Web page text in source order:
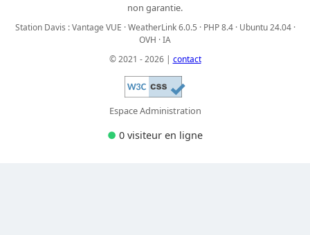
non garantie.
Station Davis : Vantage VUE · WeatherLink 6.0.5 · PHP 8.4 · Ubuntu 24.04 ·
OVH · IA
© 2021 - 2026 | contact
Espace Administration
● 0 visiteur en ligne